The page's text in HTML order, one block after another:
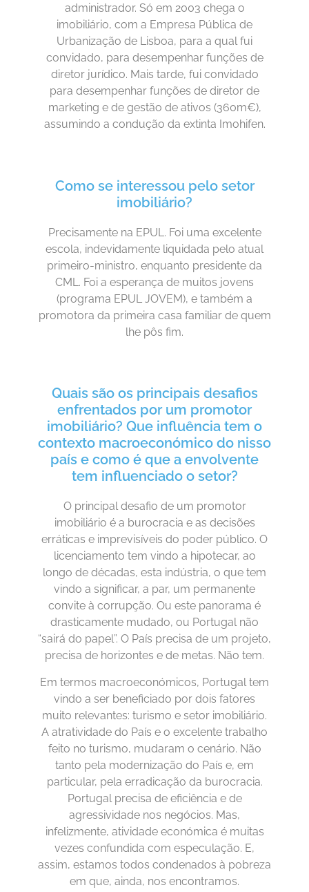
administrador. Só em 2003 chega o
imobiliário, com a Empresa Pública de
Urbanização de Lisboa, para a qual fui
convidado, para desempenhar funções de
diretor jurídico. Mais tarde, fui convidado
para desempenhar funções de diretor de
marketing e de gestão de ativos (360m€),
assumindo a condução da extinta Imohifen.
Como se interessou pelo setor
imobiliário?
Precisamente na EPUL. Foi uma excelente
escola, indevidamente liquidada pelo atual
primeiro-ministro, enquanto presidente da
CML. Foi a esperança de muitos jovens
(programa EPUL JOVEM), e também a
promotora da primeira casa familiar de quem
lhe pôs fim.
Quais são os principais desafios
enfrentados por um promotor
imobiliário? Que influência tem o
contexto macroeconómico do nisso
país e como é que a envolvente
tem influenciado o setor?
O principal desafio de um promotor
imobiliário é a burocracia e as decisões
erráticas e imprevisíveis do poder público. O
licenciamento tem vindo a hipotecar, ao
longo de décadas, esta indústria, o que tem
vindo a significar, a par, um permanente
convite à corrupção. Ou este panorama é
drasticamente mudado, ou Portugal não
“sairá do papel”. O País precisa de um projeto,
precisa de horizontes e de metas. Não tem.
Em termos macroeconómicos, Portugal tem
vindo a ser beneficiado por dois fatores
muito relevantes: turismo e setor imobiliário.
A atratividade do País e o excelente trabalho
feito no turismo, mudaram o cenário. Não
tanto pela modernização do País e, em
particular, pela erradicação da burocracia.
Portugal precisa de eficiência e de
agressividade nos negócios. Mas,
infelizmente, atividade económica é muitas
vezes confundida com especulação. E,
assim, estamos todos condenados à pobreza
em que, ainda, nos encontramos.